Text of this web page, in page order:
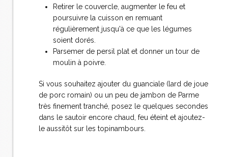
Retirer le couvercle, augmenter le feu et
poursuivre la cuisson en remuant
régulièrement jusqu'à ce que les légumes
soient dorés.
Parsemer de persil plat et donner un tour de
moulin à poivre.
Si vous souhaitez ajouter du guanciale (lard de joue
de porc romain) ou un peu de jambon de Parme
très finement tranché, posez le quelques secondes
dans le sautoir encore chaud, feu éteint et ajoutez-
le aussitôt sur les topinambours.